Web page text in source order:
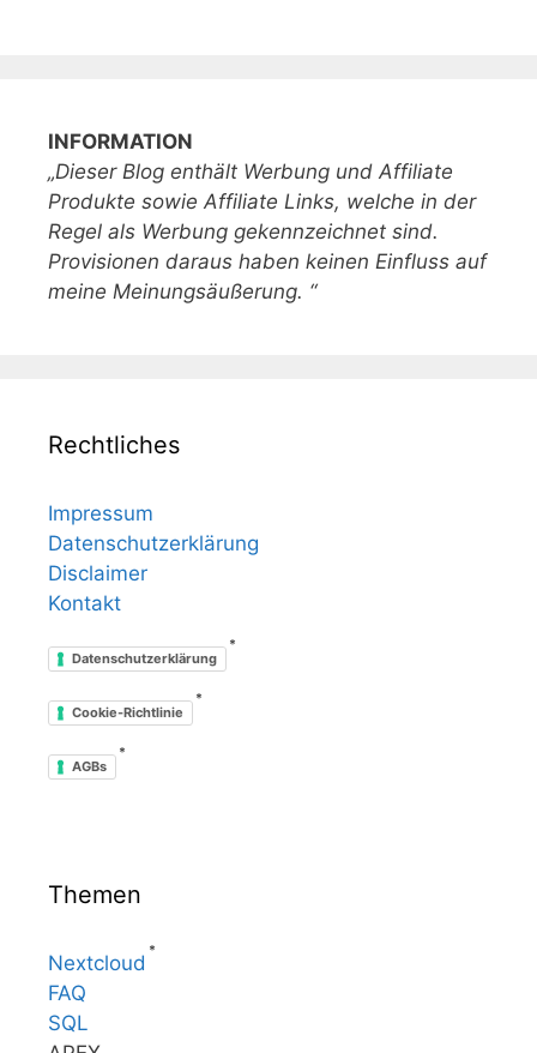
INFORMATION
„Dieser Blog enthält Werbung und Affiliate
Produkte sowie Affiliate Links, welche in der
Regel als Werbung gekennzeichnet sind.
Provisionen daraus haben keinen Einfluss auf
meine Meinungsäußerung. “
Rechtliches
Impressum
Datenschutzerklärung
Disclaimer
Kontakt
Datenschutzerklärung
*
Cookie-Richtlinie
*
AGBs
*
Themen
Nextcloud
*
FAQ
SQL